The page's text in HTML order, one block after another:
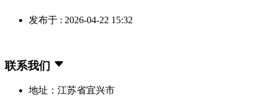
发布于 : 2026-04-22 15:32
联系我们
地址：江苏省宜兴市